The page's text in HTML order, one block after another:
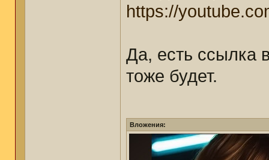
https://
Да, есть ссылка
тоже будет.
Вложения: